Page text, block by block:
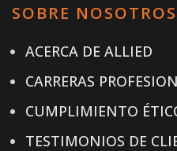
SOBRE NOSOTROS
ACERCA DE ALLIED
CARRERAS
CUMPLIMIENTO
TESTIMONIOS DE